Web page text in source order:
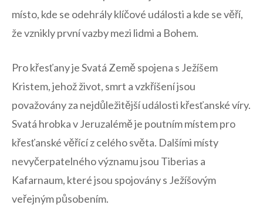
místo,‌ kde se odehrály klíčové události a kde⁤ se věří,
že vznikly první vazby mezi lidmi a Bohem.
Pro křesťany je⁢ Svatá⁣ Země spojena s Ježíšem
Kristem, jehož život, smrt a vzkříšení jsou
považovány za⁢ nejdůležitější události křesťanské víry.
Svatá hrobka v Jeruzalémě je​ poutním místem pro
‌křesťanské věřící z celého světa. Dalšími místy
nevyčerpatelného významu jsou ⁢Tiberias a
Kafarnaum, které jsou spojovány s Ježíšovým
veřejným působením.